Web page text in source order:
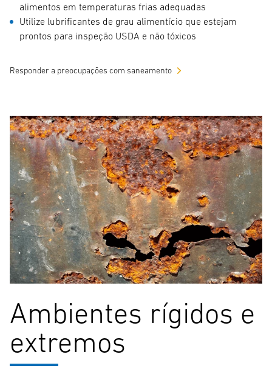
alimentos em temperaturas frias adequadas
Utilize lubrificantes de grau alimentício que estejam
prontos para inspeção USDA e não tóxicos
Responder a preocupações com saneamento
Ambientes rígidos e
extremos